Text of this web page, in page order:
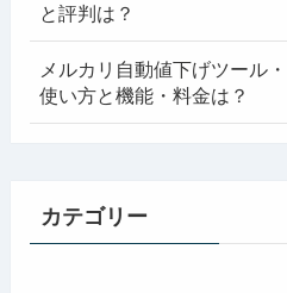
と評判は？
メルカリ自動値下げツール
使い方と機能・料金は？
カテゴリー